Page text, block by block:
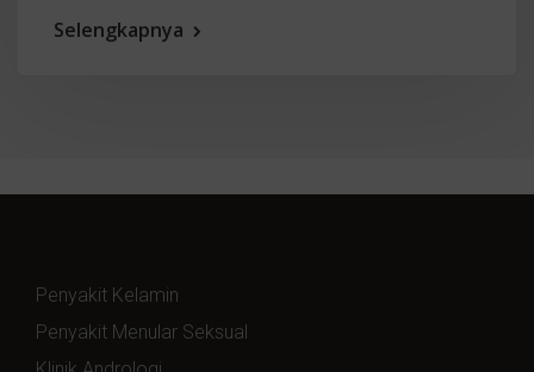
Selengkapnya
Penyakit Kelamin
Penyakit Menular Seksual